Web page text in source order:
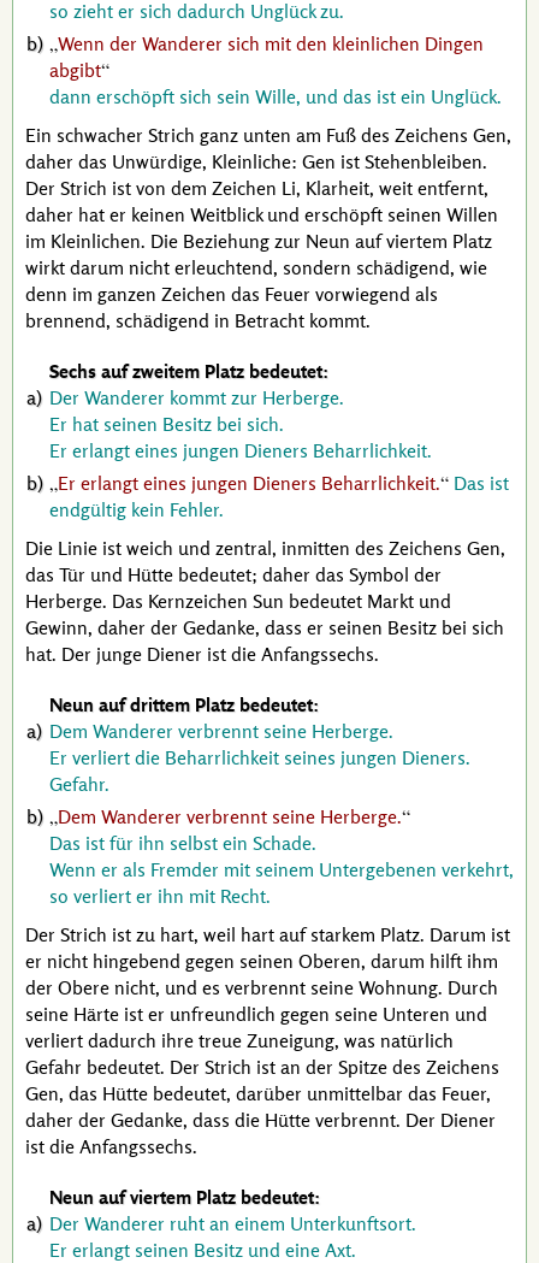
so zieht er sich dadurch Unglück zu.
Wenn der Wanderer sich mit den kleinlichen Dingen
abgibt
dann erschöpft sich sein Wille, und das ist ein Unglück.
Ein schwacher Strich ganz unten am Fuß des Zeichens Gen,
daher das Unwürdige, Kleinliche: Gen ist Stehenbleiben.
Der Strich ist von dem Zeichen Li, Klarheit, weit entfernt,
daher hat er keinen Weitblick und erschöpft seinen Willen
im Kleinlichen. Die Beziehung zur Neun auf viertem Platz
wirkt darum nicht erleuchtend, sondern schädigend, wie
denn im ganzen Zeichen das Feuer vorwiegend als
brennend, schädigend in Betracht kommt.
Sechs auf zweitem Platz bedeutet:
Der Wanderer kommt zur Herberge.
Er hat seinen Besitz bei sich.
Er erlangt eines jungen Dieners Beharrlichkeit.
Er erlangt eines jungen Dieners Beharrlichkeit.
Das ist
endgültig kein Fehler.
Die Linie ist weich und zentral, inmitten des Zeichens Gen,
das Tür und Hütte bedeutet; daher das Symbol der
Herberge. Das Kernzeichen Sun bedeutet Markt und
Gewinn, daher der Gedanke, dass er seinen Besitz bei sich
hat. Der junge Diener ist die Anfangssechs.
Neun auf drittem Platz bedeutet:
Dem Wanderer verbrennt seine Herberge.
Er verliert die Beharrlichkeit seines jungen Dieners.
Gefahr.
Dem Wanderer verbrennt seine Herberge.
Das ist für ihn selbst ein Schade.
Wenn er als Fremder mit seinem Untergebenen verkehrt,
so verliert er ihn mit Recht.
Der Strich ist zu hart, weil hart auf starkem Platz. Darum ist
er nicht hingebend gegen seinen Oberen, darum hilft ihm
der Obere nicht, und es verbrennt seine Wohnung. Durch
seine Härte ist er unfreundlich gegen seine Unteren und
verliert dadurch ihre treue Zuneigung, was natürlich
Gefahr bedeutet. Der Strich ist an der Spitze des Zeichens
Gen, das Hütte bedeutet, darüber unmittelbar das Feuer,
daher der Gedanke, dass die Hütte verbrennt. Der Diener
ist die Anfangssechs.
Neun auf viertem Platz bedeutet:
Der Wanderer ruht an einem Unterkunftsort.
Er erlangt seinen Besitz und eine Axt.